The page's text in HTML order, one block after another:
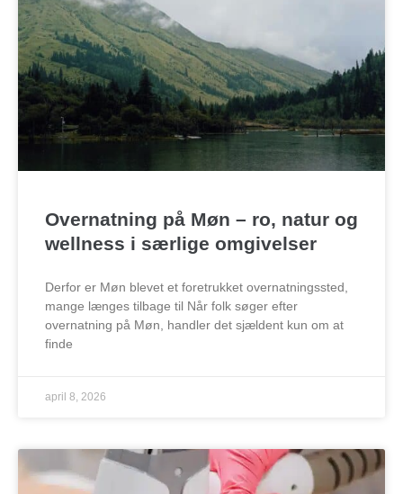
Overnatning på Møn – ro, natur og
wellness i særlige omgivelser
Derfor er Møn blevet et foretrukket overnatningssted,
mange længes tilbage til Når folk søger efter
overnatning på Møn, handler det sjældent kun om at
finde
april 8, 2026